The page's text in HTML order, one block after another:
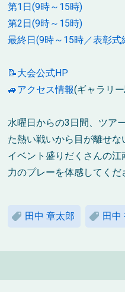
第1日(9時～15時)
第2日(9時～15時)
最終日(9時～15時／表彰式
📝大会公式HP
🚙アクセス情報(ギャラリ
水曜日からの3 日間、ツア
た熱い戦いから目が離せな
イベント盛りだくさんの
力のプレーを体感してくだ
田中 章太郎 田中